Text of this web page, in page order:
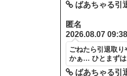
ばあちゃる引
匿名
2026.08.07
ごねたら引退取
かぁ… ひとまず
ばあちゃる引